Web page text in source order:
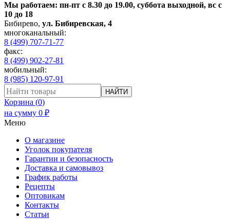
Мы работаем: пн-пт с 8.30 до 19.00, суббота выходной, вс с
10 до 18
Бибирево, ул. Бибиревская, 4
многоканальный:
8 (499) 707-71-77
факс:
8 (499) 902-27-81
мобильный:
8 (985) 120-97-91
НАЙТИ
Корзина (0)
на сумму 0 ₽
Меню
О магазине
Уголок покупателя
Гарантии и безопасность
Доставка и самовывоз
График работы
Рецепты
Оптовикам
Контакты
Статьи